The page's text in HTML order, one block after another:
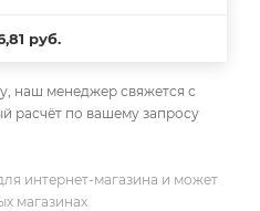
руб.
наш менеджер свяжется с
расчёт по вашему запросу
интернет-магазина и может
магазинах